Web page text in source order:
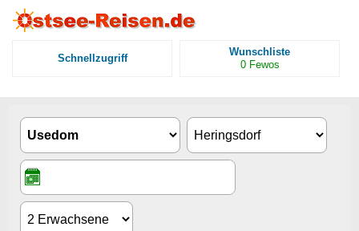
Schnellzugriff
Wunschliste
0 Fewos